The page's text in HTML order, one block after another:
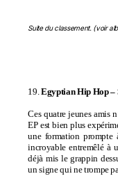
Suite du classement. (voir
19.Egyptian Hip Hop –
Ces quatre jeunes amis
EP est bien plus
une formation prompte
incroyable entremêlé à
déjà mis le grappin
un signe qui ne trompe